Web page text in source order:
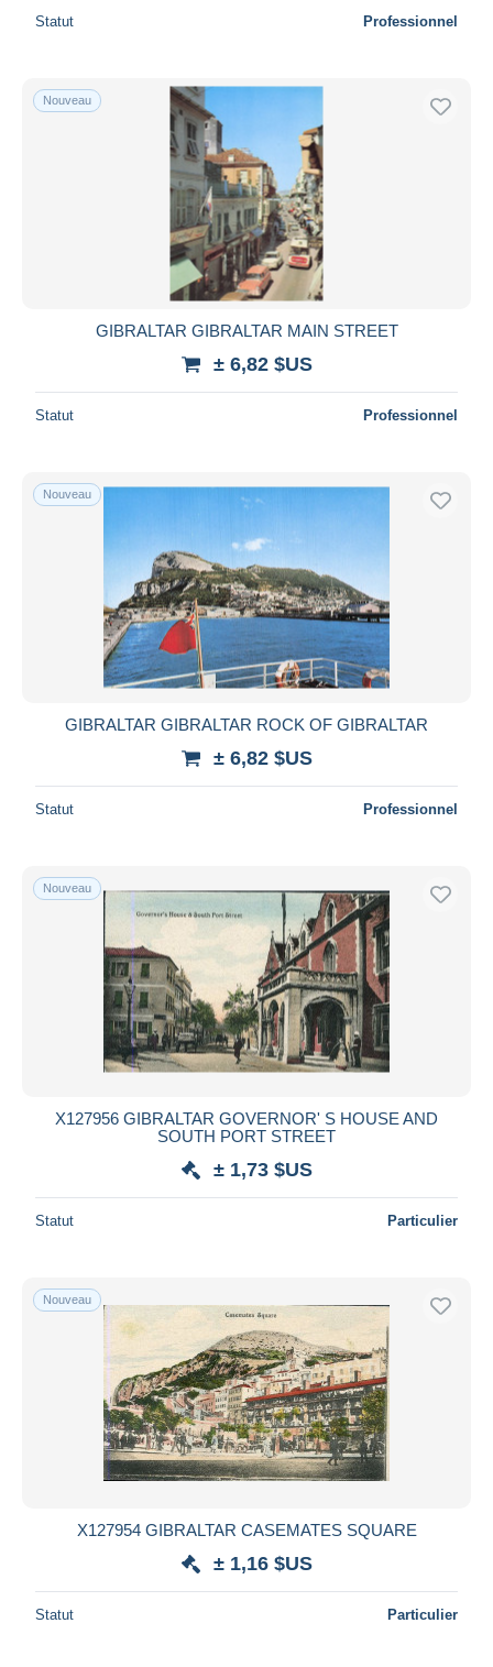
Statut Professionnel
Nouveau
GIBRALTAR GIBRALTAR MAIN STREET
± 6,82 $US
Statut Professionnel
Nouveau
GIBRALTAR GIBRALTAR ROCK OF GIBRALTAR
± 6,82 $US
Statut Professionnel
Nouveau
X127956 GIBRALTAR GOVERNOR' S HOUSE AND
SOUTH PORT STREET
± 1,73 $US
Statut Particulier
Nouveau
X127954 GIBRALTAR CASEMATES SQUARE
± 1,16 $US
Statut Particulier